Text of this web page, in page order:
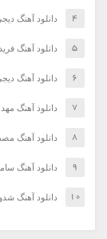
دانلود آهنگ
دانلود آهنگ
دانلود آهنگ دیجی
دانلود آهنگ
دانلود آهنگ
دانلود آهنگ
دانلود آهنگ